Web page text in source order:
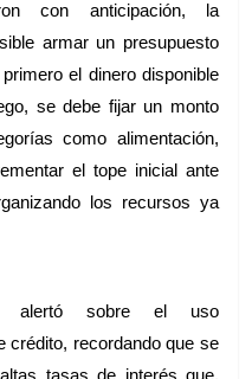
con anticipación, la
armar un presupuesto
el dinero disponible
se debe fijar un monto
como alimentación,
el tope inicial ante
los recursos ya
alertó sobre el uso
crédito, recordando que se